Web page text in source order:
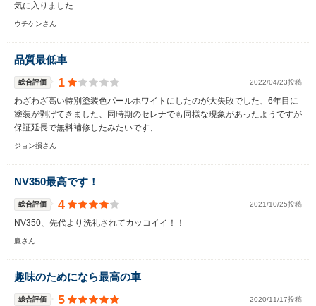
気に入りました
ウチケンさん
品質最低車
総合評価 1 2022/04/23投稿
わざわざ高い特別塗装色パールホワイトにしたのが大失敗でした、6年目に
塗装が剥げてきました、同時期のセレナでも同様な現象があったようですが
保証延長で無料補修したみたいです、…
ジョン損さん
NV350最高です！
総合評価 4 2021/10/25投稿
NV350、先代より洗礼されてカッコイイ！！
鷹さん
趣味のためになら最高の車
総合評価 5 2020/11/17投稿